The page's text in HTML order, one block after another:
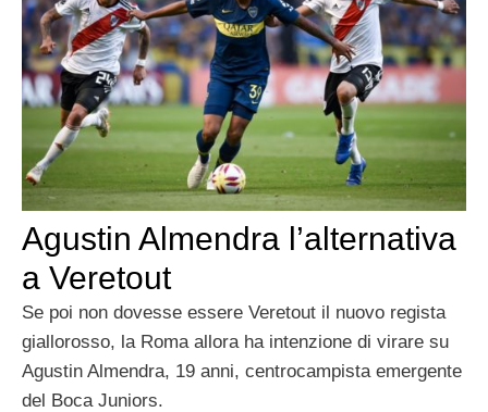
Agustin Almendra l’alternativa
a Veretout
Se poi non dovesse essere Veretout il nuovo regista
giallorosso, la Roma allora ha intenzione di virare su
Agustin Almendra, 19 anni, centrocampista emergente
del Boca Juniors.